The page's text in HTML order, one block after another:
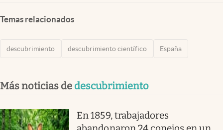
Temas relacionados
descubrimiento descubrimiento científico España
Más noticias de descubrimiento
En 1859, trabajadores